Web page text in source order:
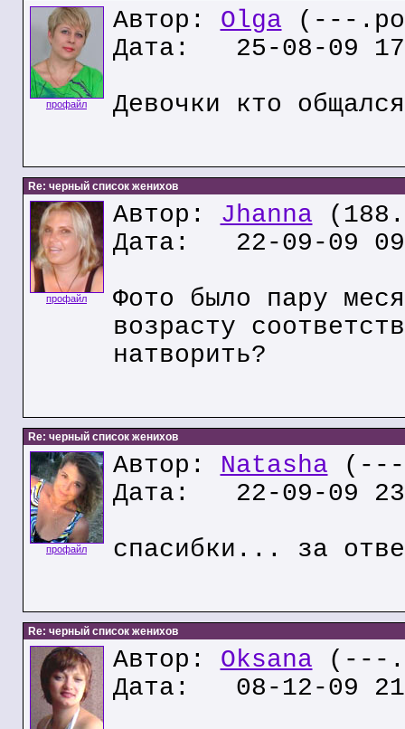
профайл
Автор: Olga (---
Дата: 25-08-09
Девочки кто
Re: черный список женихов
профайл
Автор: Jhanna
Дата: 22-09-09
Фото было пару
возрасту
натворить?
Re: черный список женихов
профайл
Автор: Natasha (---
Дата: 22-09-09
спасибки... за
Re: черный список женихов
Автор: Oksana (---
Дата: 08-12-09